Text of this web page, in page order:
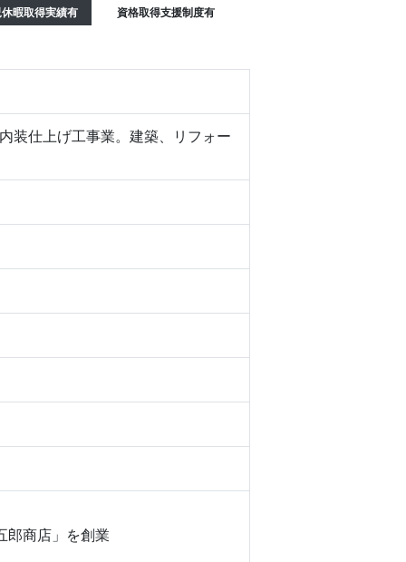
暇取得実績有 資格取得支援制度有
装仕上げ工事業。建築、リフォー
郎商店」を創業